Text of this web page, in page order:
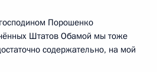
Порошенко
Штатов Обамой мы тоже
содержательно, на мой